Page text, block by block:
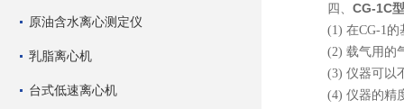
原油含水离心测定仪
乳脂离心机
台式低速离心机
四、 CG-1C型
(1) 在CG-1的基
(2) 载气用的气
(3) 仪器可以不
(4) 仪器的精度